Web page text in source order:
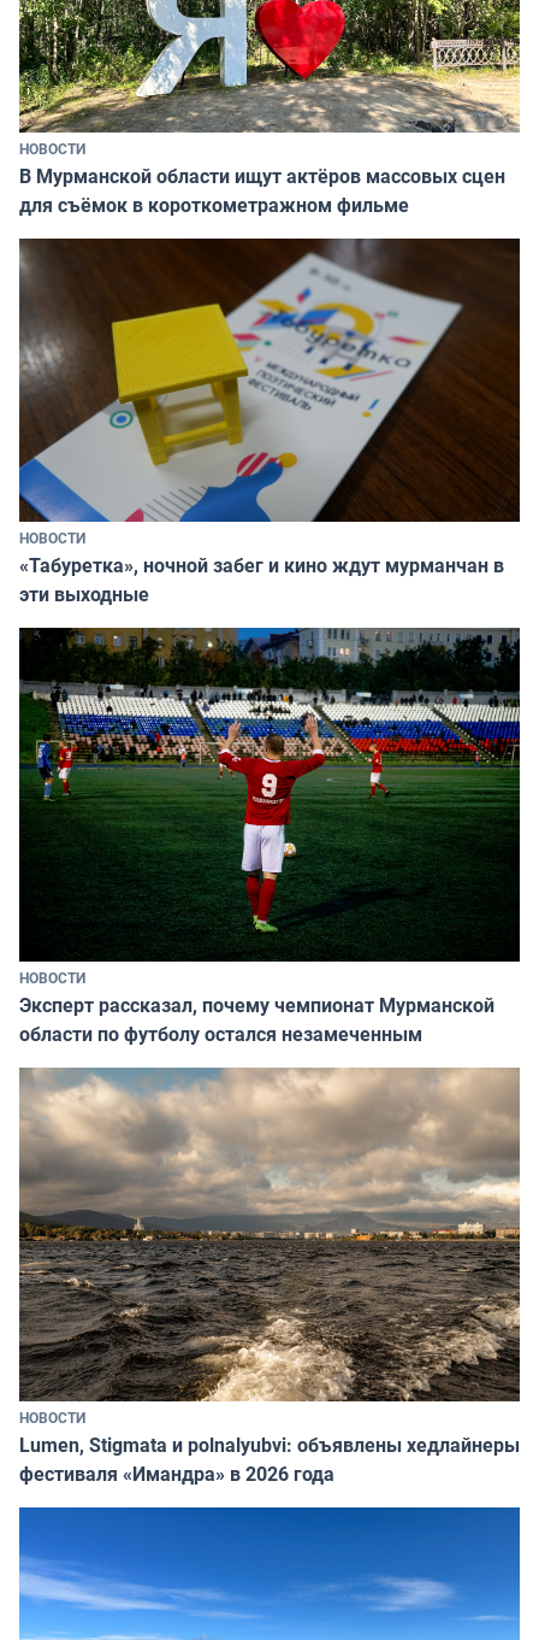
НОВОСТИ
В Мурманской области ищут актёров массовых сцен
для съёмок в короткометражном фильме
НОВОСТИ
«Табуретка», ночной забег и кино ждут мурманчан в
эти выходные
НОВОСТИ
Эксперт рассказал, почему чемпионат Мурманской
области по футболу остался незамеченным
НОВОСТИ
Lumen, Stigmata и polnalyubvi: объявлены хедлайнеры
фестиваля «Имандра» в 2026 года